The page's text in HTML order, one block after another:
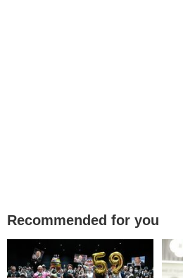
Recommended for you